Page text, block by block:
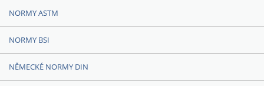
NORMY ASTM
NORMY BSI
NĚMECKÉ NORMY DIN